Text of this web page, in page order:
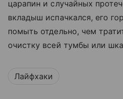
царапин и случайных
вкладыш испачкался, его
помыть отдельно, чем
очистку всей тумбы или
Лайфхаки